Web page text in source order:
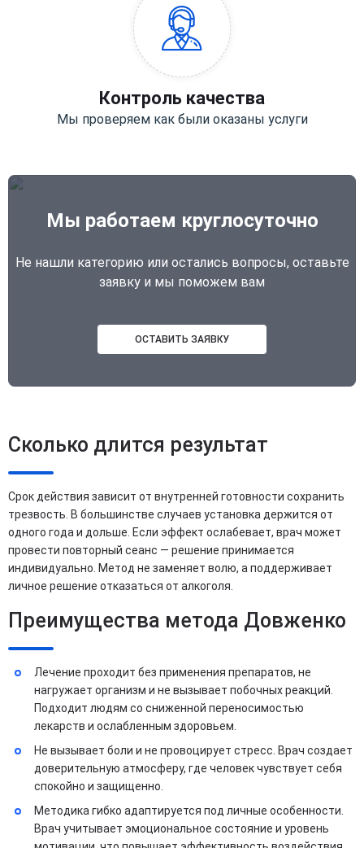
Контроль качества
Мы проверяем как были оказаны услуги
Мы работаем круглосуточно
Не нашли категорию или остались вопросы, оставьте
заявку и мы поможем вам
ОСТАВИТЬ ЗАЯВКУ
Сколько длится результат
Срок действия зависит от внутренней готовности сохранить
трезвость. В большинстве случаев установка держится от
одного года и дольше. Если эффект ослабевает, врач может
провести повторный сеанс — решение принимается
индивидуально. Метод не заменяет волю, а поддерживает
личное решение отказаться от алкоголя.
Преимущества метода Довженко
Лечение проходит без применения препаратов, не
нагружает организм и не вызывает побочных реакций.
Подходит людям со сниженной переносимостью
лекарств и ослабленным здоровьем.
Не вызывает боли и не провоцирует стресс. Врач создает
доверительную атмосферу, где человек чувствует себя
спокойно и защищенно.
Методика гибко адаптируется под личные особенности.
Врач учитывает эмоциональное состояние и уровень